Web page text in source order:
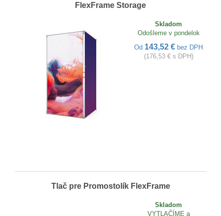
FlexFrame Storage
Skladom
Odošleme v pondelok
Od 143,52 € bez DPH
(176,53 € s DPH)
Tlač pre Promostolík FlexFrame
Skladom
VYTLAČÍME a